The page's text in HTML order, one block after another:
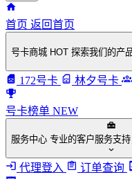
首页 返回首页
号卡商城 HOT 探索我们的产
172号卡 林夕号卡
号卡榜单 NEW
服务中心 专业的客户服务支
代理登入 订单查询